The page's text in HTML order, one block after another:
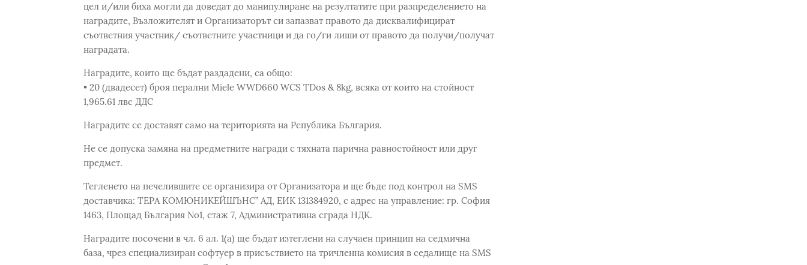
цел и/или биха могли да доведат до манипулиране на резултатите при разпределението на
наградите, Възложителят и Организаторът си запазват правото да дисквалифицират
съответния участник/ съответните участници и да го/ги лиши от правото да получи/получат
наградата.
Наградите, които ще бъдат раздадени, са общо:
• 20 (двадесет) броя перални Miele WWD660 WCS TDos & 8kg, всяка от които на стойност
1,965.61 лвс ДДС
Наградите се доставят само на територията на Република България.
Не се допуска замяна на предметните награди с тяхната парична равностойност или друг
предмет.
Тегленето на печелившите се организира от Организатора и ще бъде под контрол на SMS
доставчика: ТЕРА КОМЮНИКЕЙШЪНС” АД, ЕИК 131384920, с адрес на управление: гр. София
1463, Площад България No1, етаж 7, Административна сграда НДК.
Наградите посочени в чл. 6 ал. 1(а) ще бъдат изтеглени на случаен принцип на седмична
база, чрез специализиран софтуер в присъствието на тричленна комисия в седалище на SMS